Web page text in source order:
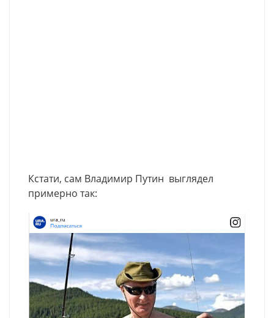
Кстати, сам Владимир Путин выглядел
примерно так: